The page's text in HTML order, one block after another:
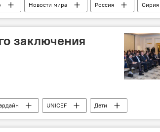
Новости мира Россия
Сирия
сирийская оппозиция Обстрел
заключения
UNICEF
Дети